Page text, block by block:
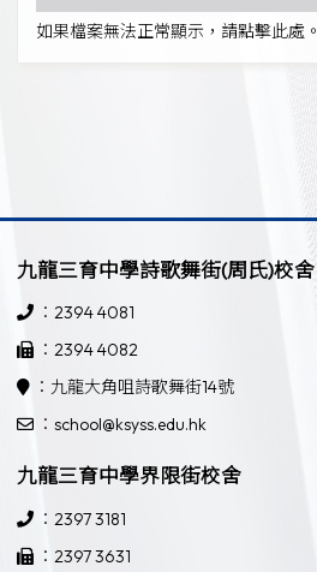
如果檔案無法正常顯示，請點擊此處。
九龍三育中學詩歌舞街(周氏)校舍
：2394 4081
：2394 4082
：九龍大角咀詩歌舞街14號
：school@ksyss.edu.hk
九龍三育中學界限街校舍
：2397 3181
：2397 3631